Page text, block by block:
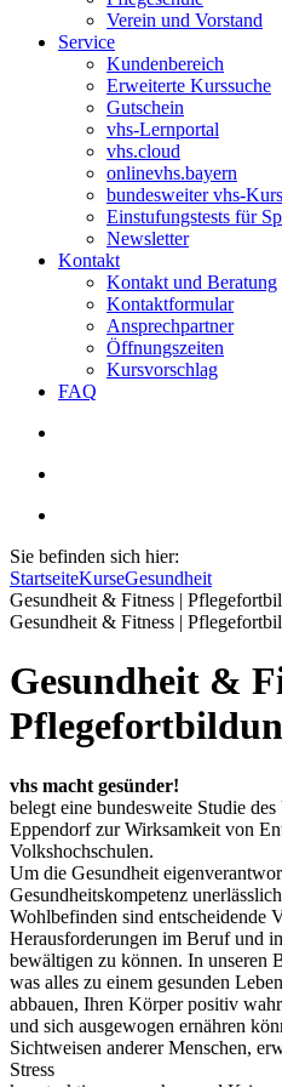
Verein und Vorstand
Service
Kundenbereich
Erweiterte Kurssuche
Gutschein
vhs-Lernportal
vhs.cloud
onlinevhs.bayern
bundesweiter vhs-
Einstufungstests für
Newsletter
Kontakt
Kontakt und Beratung
Kontaktformular
Ansprechpartner
Öffnungszeiten
Kursvorschlag
FAQ
Sie befinden sich hier:
StartseiteKurseGesundheit
Gesundheit & Fitness |
Gesundheit & Fitness |
Gesundheit &
vhs macht gesünder!
belegt eine bundesweite Studie
Eppendorf zur Wirksamkeit von
Volkshochschulen.
Um die Gesundheit
Gesundheitskompetenz
Wohlbefinden sind entscheidende
Herausforderungen im Beruf und
bewältigen zu können. In unseren
was alles zu einem gesunden
abbauen, Ihren Körper positiv
und sich ausgewogen ernähren
Sichtweisen anderer Menschen,
Stress